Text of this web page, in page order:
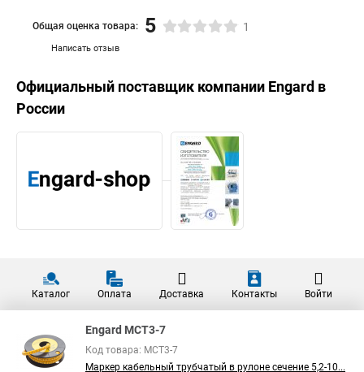
Написать отзыв
Общая оценка товара: 5 1
Официальный поставщик компании Engard в
России
Каталог Оплата Доставка Контакты Войти
Engard MCT3-7
Код товара: MCT3-7
Маркер кабельный трубчатый в рулоне сечение 5,2-10...